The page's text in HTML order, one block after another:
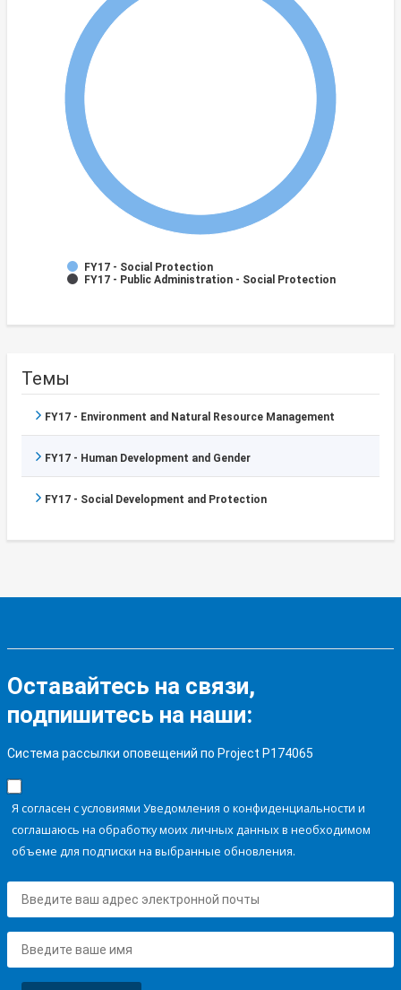
FY17 - Social Protection
FY17 - Public Administration - Social Protection
Темы
FY17 - Environment and Natural Resource Management
FY17 - Human Development and Gender
FY17 - Social Development and Protection
Оставайтесь на связи,
подпишитесь на наши:
Система рассылки оповещений по Project P174065
Я согласен с условиями Уведомления о конфиденциальности и
соглашаюсь на обработку моих личных данных в необходимом
объеме для подписки на выбранные обновления.